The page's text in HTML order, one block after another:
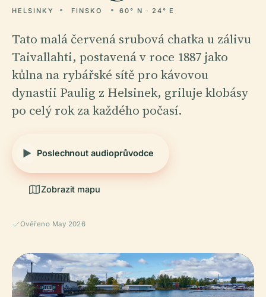
HELSINKY FINSKO 60° N · 24° E
Tato malá červená srubová chatka u zálivu
Taivallahti, postavená v roce 1887 jako
kůlna na rybářské sítě pro kávovou
dynastii Paulig z Helsinek, griluje klobásy
po celý rok za každého počasí.
Poslechnout audioprůvodce
Zobrazit mapu
Ověřeno May 2026